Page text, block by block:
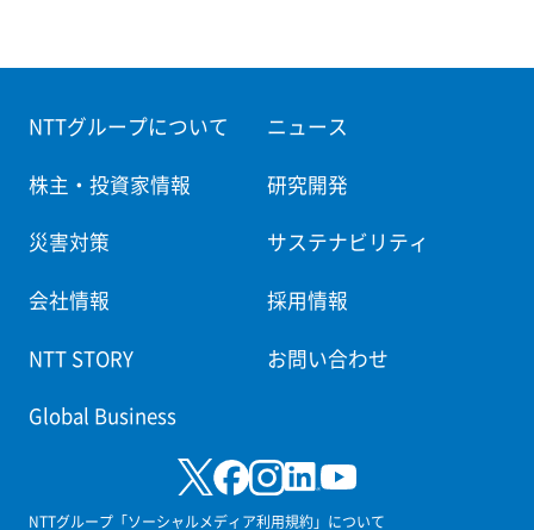
NTTグループについて ニュース
株主・投資家情報 研究開発
災害対策 サステナビリティ
会社情報 採用情報
NTT STORY お問い合わせ
Global Business
NTTグループ「ソーシャルメディア利用規約」について